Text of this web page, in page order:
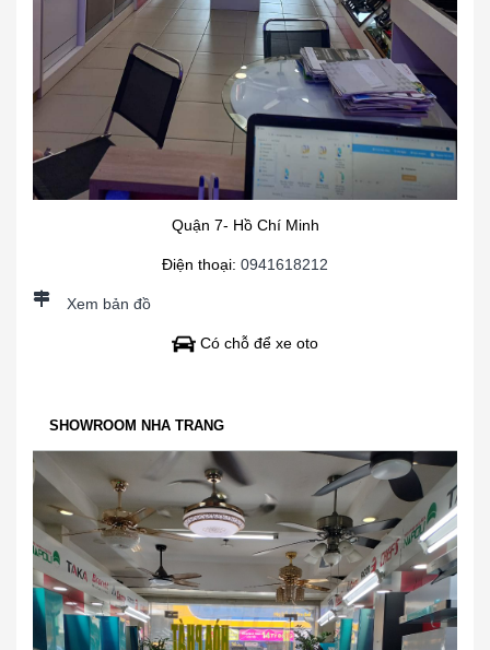
Quận 7- Hồ Chí Minh
Điện thoại: 0941618212
Xem bản đồ
Có chỗ để xe oto
SHOWROOM NHA TRANG